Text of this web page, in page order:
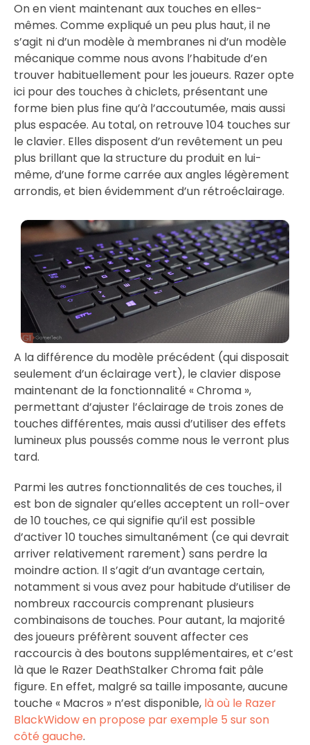
On en vient maintenant aux touches en elles-
mêmes. Comme expliqué un peu plus haut, il ne
s’agit ni d’un modèle à membranes ni d’un modèle
mécanique comme nous avons l’habitude d’en
trouver habituellement pour les joueurs. Razer opte
ici pour des touches à chiclets, présentant une
forme bien plus fine qu’à l’accoutumée, mais aussi
plus espacée. Au total, on retrouve 104 touches sur
le clavier. Elles disposent d’un revêtement un peu
plus brillant que la structure du produit en lui-
même, d’une forme carrée aux angles légèrement
arrondis, et bien évidemment d’un rétroéclairage.
A la différence du modèle précédent (qui disposait
seulement d’un éclairage vert), le clavier dispose
maintenant de la fonctionnalité « Chroma »,
permettant d’ajuster l’éclairage de trois zones de
touches différentes, mais aussi d’utiliser des effets
lumineux plus poussés comme nous le verront plus
tard.
Parmi les autres fonctionnalités de ces touches, il
est bon de signaler qu’elles acceptent un roll-over
de 10 touches, ce qui signifie qu’il est possible
d’activer 10 touches simultanément (ce qui devrait
arriver relativement rarement) sans perdre la
moindre action. Il s’agit d’un avantage certain,
notamment si vous avez pour habitude d’utiliser de
nombreux raccourcis comprenant plusieurs
combinaisons de touches. Pour autant, la majorité
des joueurs préfèrent souvent affecter ces
raccourcis à des boutons supplémentaires, et c’est
là que le Razer DeathStalker Chroma fait pâle
figure. En effet, malgré sa taille imposante, aucune
touche « Macros » n’est disponible, là où le Razer
BlackWidow en propose par exemple 5 sur son
côté gauche.